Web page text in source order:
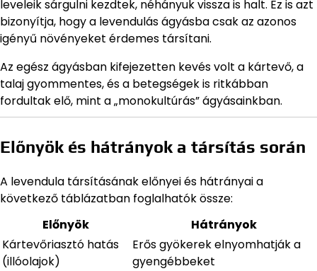
leveleik sárgulni kezdtek, néhányuk vissza is halt. Ez is azt
bizonyítja, hogy a levendulás ágyásba csak az azonos
igényű növényeket érdemes társítani.
Az egész ágyásban kifejezetten kevés volt a kártevő, a
talaj gyommentes, és a betegségek is ritkábban
fordultak elő, mint a „monokultúrás” ágyásainkban.
Előnyök és hátrányok a társítás során
A levendula társításának előnyei és hátrányai a
következő táblázatban foglalhatók össze:
Előnyök
Hátrányok
Kártevőriasztó hatás
(illóolajok)
Erős gyökerek elnyomhatják a
gyengébbeket